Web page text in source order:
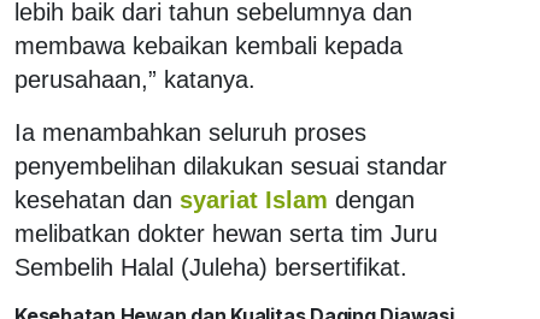
lebih baik dari tahun sebelumnya dan
membawa kebaikan kembali kepada
perusahaan,” katanya.
Ia menambahkan seluruh proses
penyembelihan dilakukan sesuai standar
kesehatan dan syariat Islam dengan
melibatkan dokter hewan serta tim Juru
Sembelih Halal (Juleha) bersertifikat.